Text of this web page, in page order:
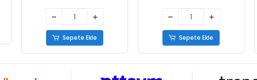
Sepete Ekle Sepete Ekle